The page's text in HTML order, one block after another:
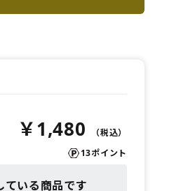
￥1,480
13ポイント
ている商品です